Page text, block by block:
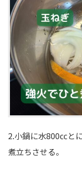
2.小鍋に水800㏄と
煮立ちさせる。